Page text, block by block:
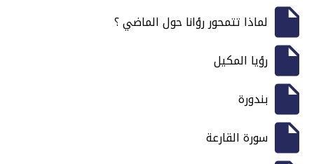
لماذا تتمحور رؤانا حول الماضي ؟
رؤيا المكيل
بندورة
سورة القارعة